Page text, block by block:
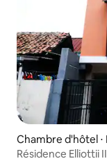
Chambre d'hôtel
Résidence Elliottii